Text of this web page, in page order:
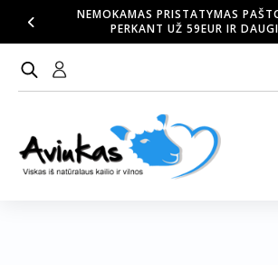
NEMOKAMAS PRISTATYMAS
PERKANT UŽ 59EUR IR